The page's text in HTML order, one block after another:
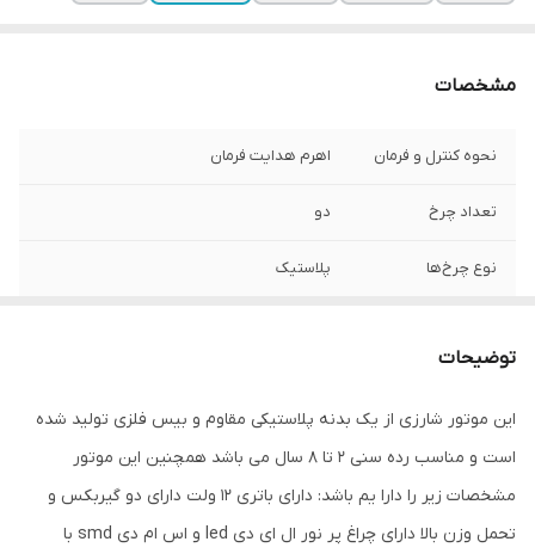
مشخصات
نحوه کنترل و فرمان اهرم هدایت فرمان
تعداد چرخ دو
نوع چرخ‌ها پلاستیک
توضیحات
این موتور شارزی از یک بدنه پلاستیکی مقاوم و بیس فلزی تولید شده
است و مناسب رده سنی 2 تا 8 سال می باشد همچنین این موتور
مشخصات زیر را دارا یم باشد: دارای باتری 12 ولت دارای دو گیربکس و
تحمل وزن بالا دارای چراغ پر نور ال ای دی led و اس ام دی smd با